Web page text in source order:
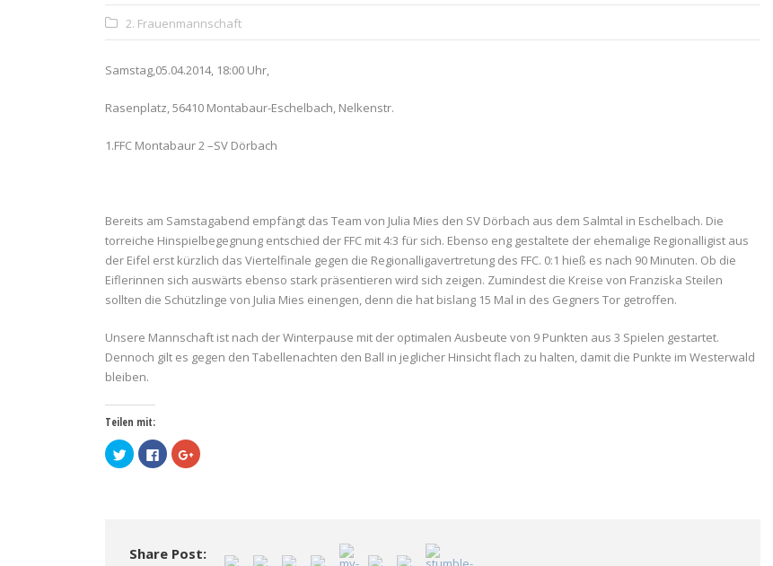
2. Frauenmannschaft
Samstag,05.04.2014, 18:00 Uhr,
Rasenplatz, 56410 Montabaur-Eschelbach, Nelkenstr.
1.FFC Montabaur 2 –SV Dörbach
Bereits am Samstagabend empfängt das Team von Julia Mies den SV Dörbach aus dem Salmtal in Eschelbach. Die
torreiche Hinspielbegegnung entschied der FFC mit 4:3 für sich. Ebenso eng gestaltete der ehemalige Regionalligist aus
der Eifel erst kürzlich das Viertelfinale gegen die Regionalligavertretung des FFC. 0:1 hieß es nach 90 Minuten. Ob die
Eiflerinnen sich auswärts ebenso stark präsentieren wird sich zeigen. Zumindest die Kreise von Franziska Steilen
sollten die Schützlinge von Julia Mies einengen, denn die hat bislang 15 Mal in des Gegners Tor getroffen.
Unsere Mannschaft ist nach der Winterpause mit der optimalen Ausbeute von 9 Punkten aus 3 Spielen gestartet.
Dennoch gilt es gegen den Tabellenachten den Ball in jeglicher Hinsicht flach zu halten, damit die Punkte im Westerwald
bleiben.
Teilen mit:
Klick,
um
über
Fenster
geöffnet)
Klick,
um
Fenster
geöffnet)
Zum
Teilen
geöffnet)
Share Post: